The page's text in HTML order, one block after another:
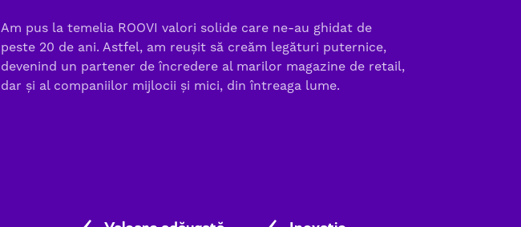
Am pus la temelia ROOVI valori solide care ne-au ghidat de
peste 20 de ani. Astfel, am reușit să creăm legături puternice,
devenind un partener de încredere al marilor magazine de retail,
dar și al companiilor mijlocii și mici, din întreaga lume.